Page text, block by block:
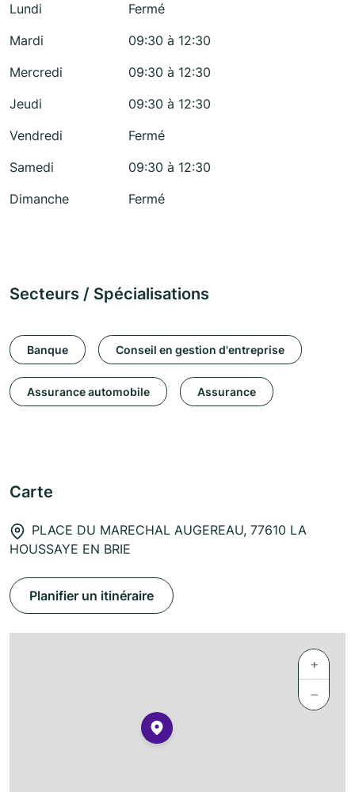
Lundi
Fermé
Mardi
09:30 à 12:30
Mercredi
09:30 à 12:30
Jeudi
09:30 à 12:30
Vendredi
Fermé
Samedi
09:30 à 12:30
Dimanche
Fermé
Secteurs / Spécialisations
Banque Conseil en gestion d'entreprise
Assurance automobile Assurance
Carte
PLACE DU MARECHAL AUGEREAU, 77610 LA
HOUSSAYE EN BRIE
Planifier un itinéraire
+
−